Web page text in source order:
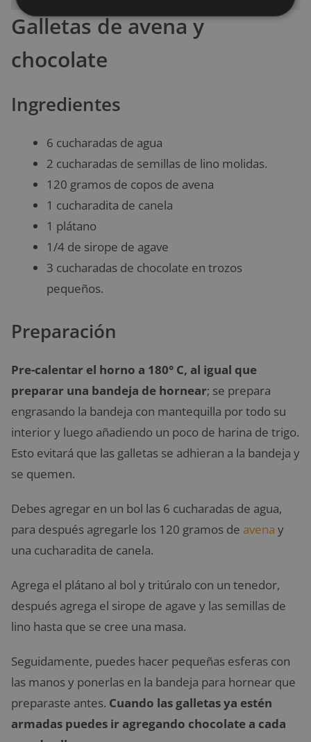
Galletas de avena y
chocolate
Ingredientes
6 cucharadas de agua
2 cucharadas de semillas de lino molidas.
120 gramos de copos de avena
1 cucharadita de canela
1 plátano
1/4 de sirope de agave
3 cucharadas de chocolate en trozos
pequeños.
Preparación
Pre-calentar el horno a 180° C, al igual que
preparar una bandeja de hornear; se prepara
engrasando la bandeja con mantequilla por todo su
interior y luego añadiendo un poco de harina de trigo.
Esto evitará que las galletas se adhieran a la bandeja y
se quemen.
Debes agregar en un bol las 6 cucharadas de agua,
para después agregarle los 120 gramos de avena y
una cucharadita de canela.
Agrega el plátano al bol y tritúralo con un tenedor,
después agrega el sirope de agave y las semillas de
lino hasta que se cree una masa.
Seguidamente, puedes hacer pequeñas esferas con
las manos y ponerlas en la bandeja para hornear que
preparaste antes. Cuando las galletas ya estén
armadas puedes ir agregando chocolate a cada